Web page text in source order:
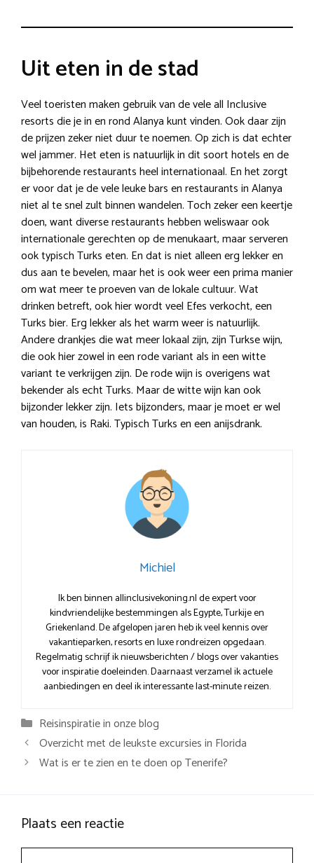
Uit eten in de stad
Veel toeristen maken gebruik van de vele all Inclusive
resorts die je in en rond Alanya kunt vinden. Ook daar zijn
de prijzen zeker niet duur te noemen. Op zich is dat echter
wel jammer. Het eten is natuurlijk in dit soort hotels en de
bijbehorende restaurants heel internationaal. En het zorgt
er voor dat je de vele leuke bars en restaurants in Alanya
niet al te snel zult binnen wandelen. Toch zeker een keertje
doen, want diverse restaurants hebben weliswaar ook
internationale gerechten op de menukaart, maar serveren
ook typisch Turks eten. En dat is niet alleen erg lekker en
dus aan te bevelen, maar het is ook weer een prima manier
om wat meer te proeven van de lokale cultuur. Wat
drinken betreft, ook hier wordt veel Efes verkocht, een
Turks bier. Erg lekker als het warm weer is natuurlijk.
Andere drankjes die wat meer lokaal zijn, zijn Turkse wijn,
die ook hier zowel in een rode variant als in een witte
variant te verkrijgen zijn. De rode wijn is overigens wat
bekender als echt Turks. Maar de witte wijn kan ook
bijzonder lekker zijn. Iets bijzonders, maar je moet er wel
van houden, is Raki. Typisch Turks en een anijsdrank.
Michiel
Ik ben binnen allinclusivekoning.nl de expert voor
kindvriendelijke bestemmingen als Egypte, Turkije en
Griekenland. De afgelopen jaren heb ik veel kennis over
vakantieparken, resorts en luxe rondreizen opgedaan.
Regelmatig schrijf ik nieuwsberichten / blogs over vakanties
voor inspiratie doeleinden. Daarnaast verzamel ik actuele
aanbiedingen en deel ik interessante last-minute reizen.
Categorieën
Reisinspiratie in onze blog
Overzicht met de leukste excursies in Florida
Wat is er te zien en te doen op Tenerife?
Plaats een reactie
Reactie